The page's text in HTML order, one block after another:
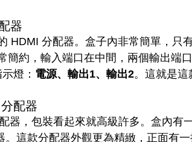
器
HDMI 分配器。盒子內非常簡單，只
簡約，輸入端口在中間，兩個輸出端
燈： 電源、輸出1、輸出2。這就是這
配器
器，包裝看起來就高級許多。盒內有
。這款分配器外觀更為精緻，正面有